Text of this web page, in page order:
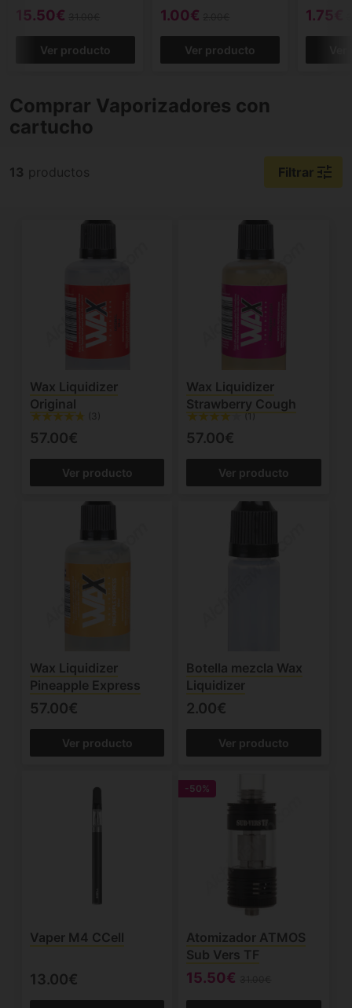
15.50€
Ver producto
1.00€
Ver producto
1.75€
Comprar Vaporizadores con
cartucho
13 productos Filtrar tune
Wax Liquidizer
Original
(3)
57.00€
Ver producto
Wax Liquidizer
Strawberry Cough
(1)
57.00€
Ver producto
Wax Liquidizer
Pineapple Express
57.00€
Ver producto
Botella mezcla Wax
Liquidizer
2.00€
Ver producto
Vaper M4 CCell
13.00€
-50%
Atomizador ATMOS
Sub Vers TF
15.50€